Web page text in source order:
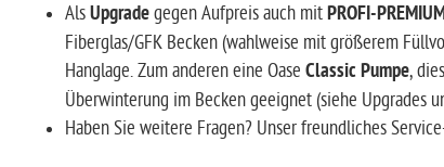
AlsUpgradegegen Aufpreis auch mitPROFI-
Fiberglas/GFK Becken (wahlweise mit größerem
Hanglage. Zum anderen eine Oase Classic Pumpe,
Überwinterung im Becken geeignet (siehe Upgrades
Haben Sie weitere Fragen? Unser freundliches